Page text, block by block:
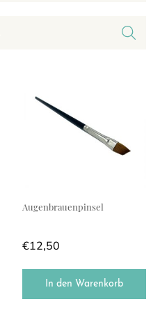
Augenbrauenpinsel
€12,50
In den Warenkorb